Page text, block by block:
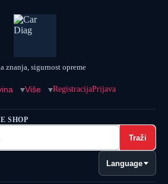
znanja, sigurnost opreme
Više RegistracijaPrijava
SHOP
Traži
Language